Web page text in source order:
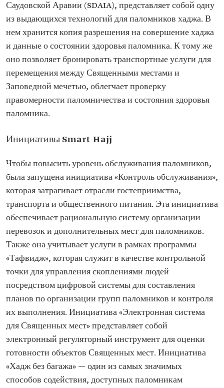
Саудовской Аравии (SDAIA), представляет собой одну
из выдающихся технологий для паломников хаджа. В
нем хранится копия разрешения на совершение хаджа
и данные о состоянии здоровья паломника. К тому же
оно позволяет бронировать транспортные услуги для
перемещения между Священными местами и
Заповедной мечетью, облегчает проверку
правомерности паломничества и состояния здоровья
паломника.
Инициативы Smart Hajj
Чтобы повысить уровень обслуживания паломников,
была запущена инициатива «Контроль обслуживания»,
которая затрагивает отрасли гостеприимства,
транспорта и общественного питания. Эта инициатива
обеспечивает рациональную систему организации
перевозок и дополнительных мест для паломников.
Также она учитывает услуги в рамках программы
«Тафвидж», которая служит в качестве контрольной
точки для управления скоплениями людей
посредством цифровой системы для составления
планов по организации групп паломников и контроля
их выполнения. Инициатива «Электронная система
для Священных мест» представляет собой
электронный регуляторный инструмент для оценки
готовности объектов Священных мест. Инициатива
«Хадж без багажа» — один из самых значимых
способов содействия, доступных паломникам